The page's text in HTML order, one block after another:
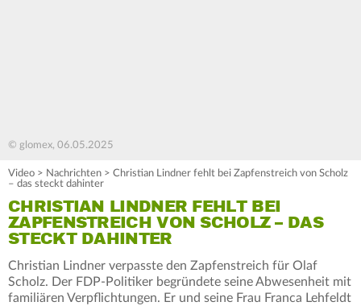
© glomex, 06.05.2025
Video > Nachrichten > Christian Lindner fehlt bei Zapfenstreich von Scholz
– das steckt dahinter
CHRISTIAN LINDNER FEHLT BEI
ZAPFENSTREICH VON SCHOLZ – DAS
STECKT DAHINTER
Christian Lindner verpasste den Zapfenstreich für Olaf
Scholz. Der FDP-Politiker begründete seine Abwesenheit mit
familiären Verpflichtungen. Er und seine Frau Franca Lehfeldt